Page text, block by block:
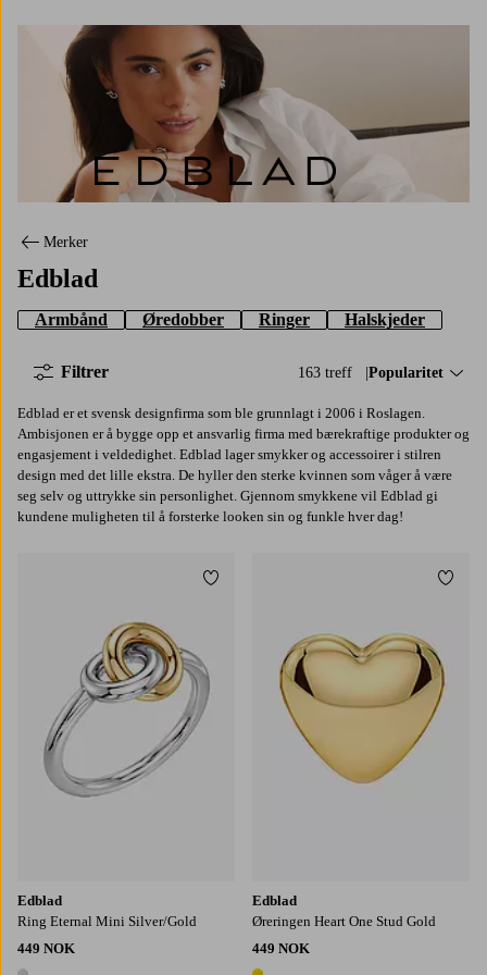
Edblad
Merker
Edblad
Armbånd Øredobber Ringer Halskjeder
163 treff Sorter på:
Popularitet
Filtrer
Edblad er et svensk designfirma som ble grunnlagt i 2006 i Roslagen.
Ambisjonen er å bygge opp et ansvarlig firma med bærekraftige produkter og
engasjement i veldedighet. Edblad lager smykker og accessoirer i stilren
design med det lille ekstra. De hyller den sterke kvinnen som våger å være
seg selv og uttrykke sin personlighet. Gjennom smykkene vil Edblad gi
kundene muligheten til å forsterke looken sin og funkle hver dag!
Edblad
Ring Eternal Mini Silver/Gold
449 NOK
Legg til favoritter
Edblad
Øreringen Heart One Stud Gold
449 NOK